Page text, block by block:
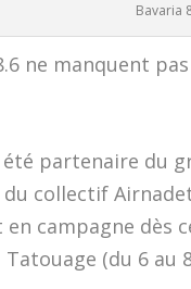
Bavaria
ne manquent
partenaire du
collectif
campagne dès
(du 6 au